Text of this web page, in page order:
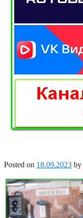
Posted on 18.09.2023 by